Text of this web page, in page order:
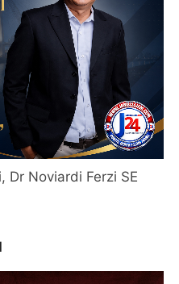
Dr Noviardi Ferzi SE